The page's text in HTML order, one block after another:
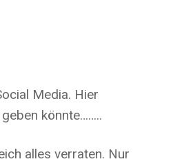
Media. Hier
könnte……..
alles verraten. Nur